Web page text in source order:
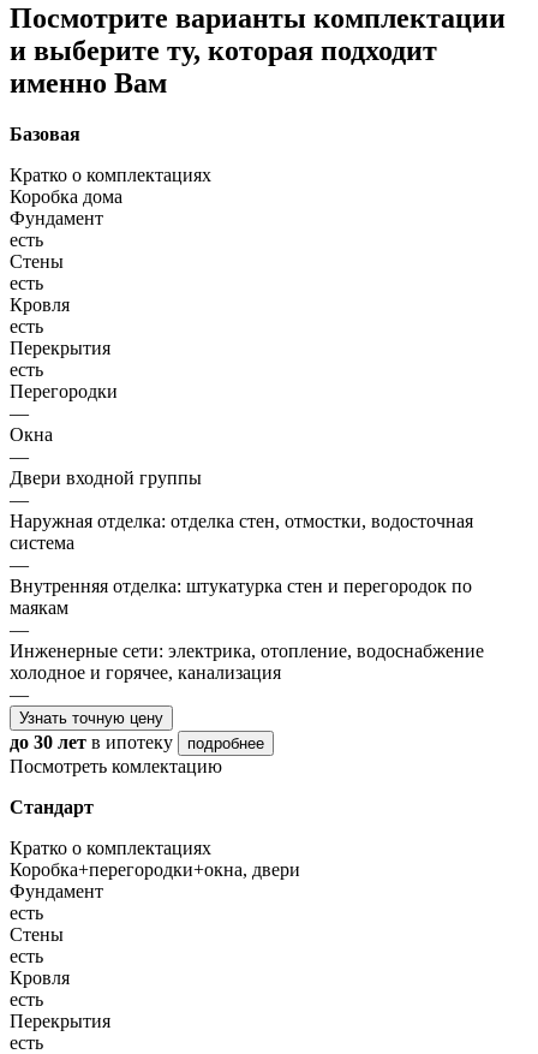
Посмотрите варианты комплектации
и выберите ту, которая подходит
именно Вам
Базовая
Кратко о комплектациях
Коробка дома
Фундамент
есть
Стены
есть
Кровля
есть
Перекрытия
есть
Перегородки
—
Окна
—
Двери входной группы
—
Наружная отделка: отделка стен, отмостки, водосточная
система
—
Внутренняя отделка: штукатурка стен и перегородок по
маякам
—
Инженерные сети: электрика, отопление, водоснабжение
холодное и горячее, канализация
—
Узнать точную цену
до 30 лет в ипотеку подробнее
Посмотреть комлектацию
Стандарт
Кратко о комплектациях
Коробка+перегородки+окна, двери
Фундамент
есть
Стены
есть
Кровля
есть
Перекрытия
есть